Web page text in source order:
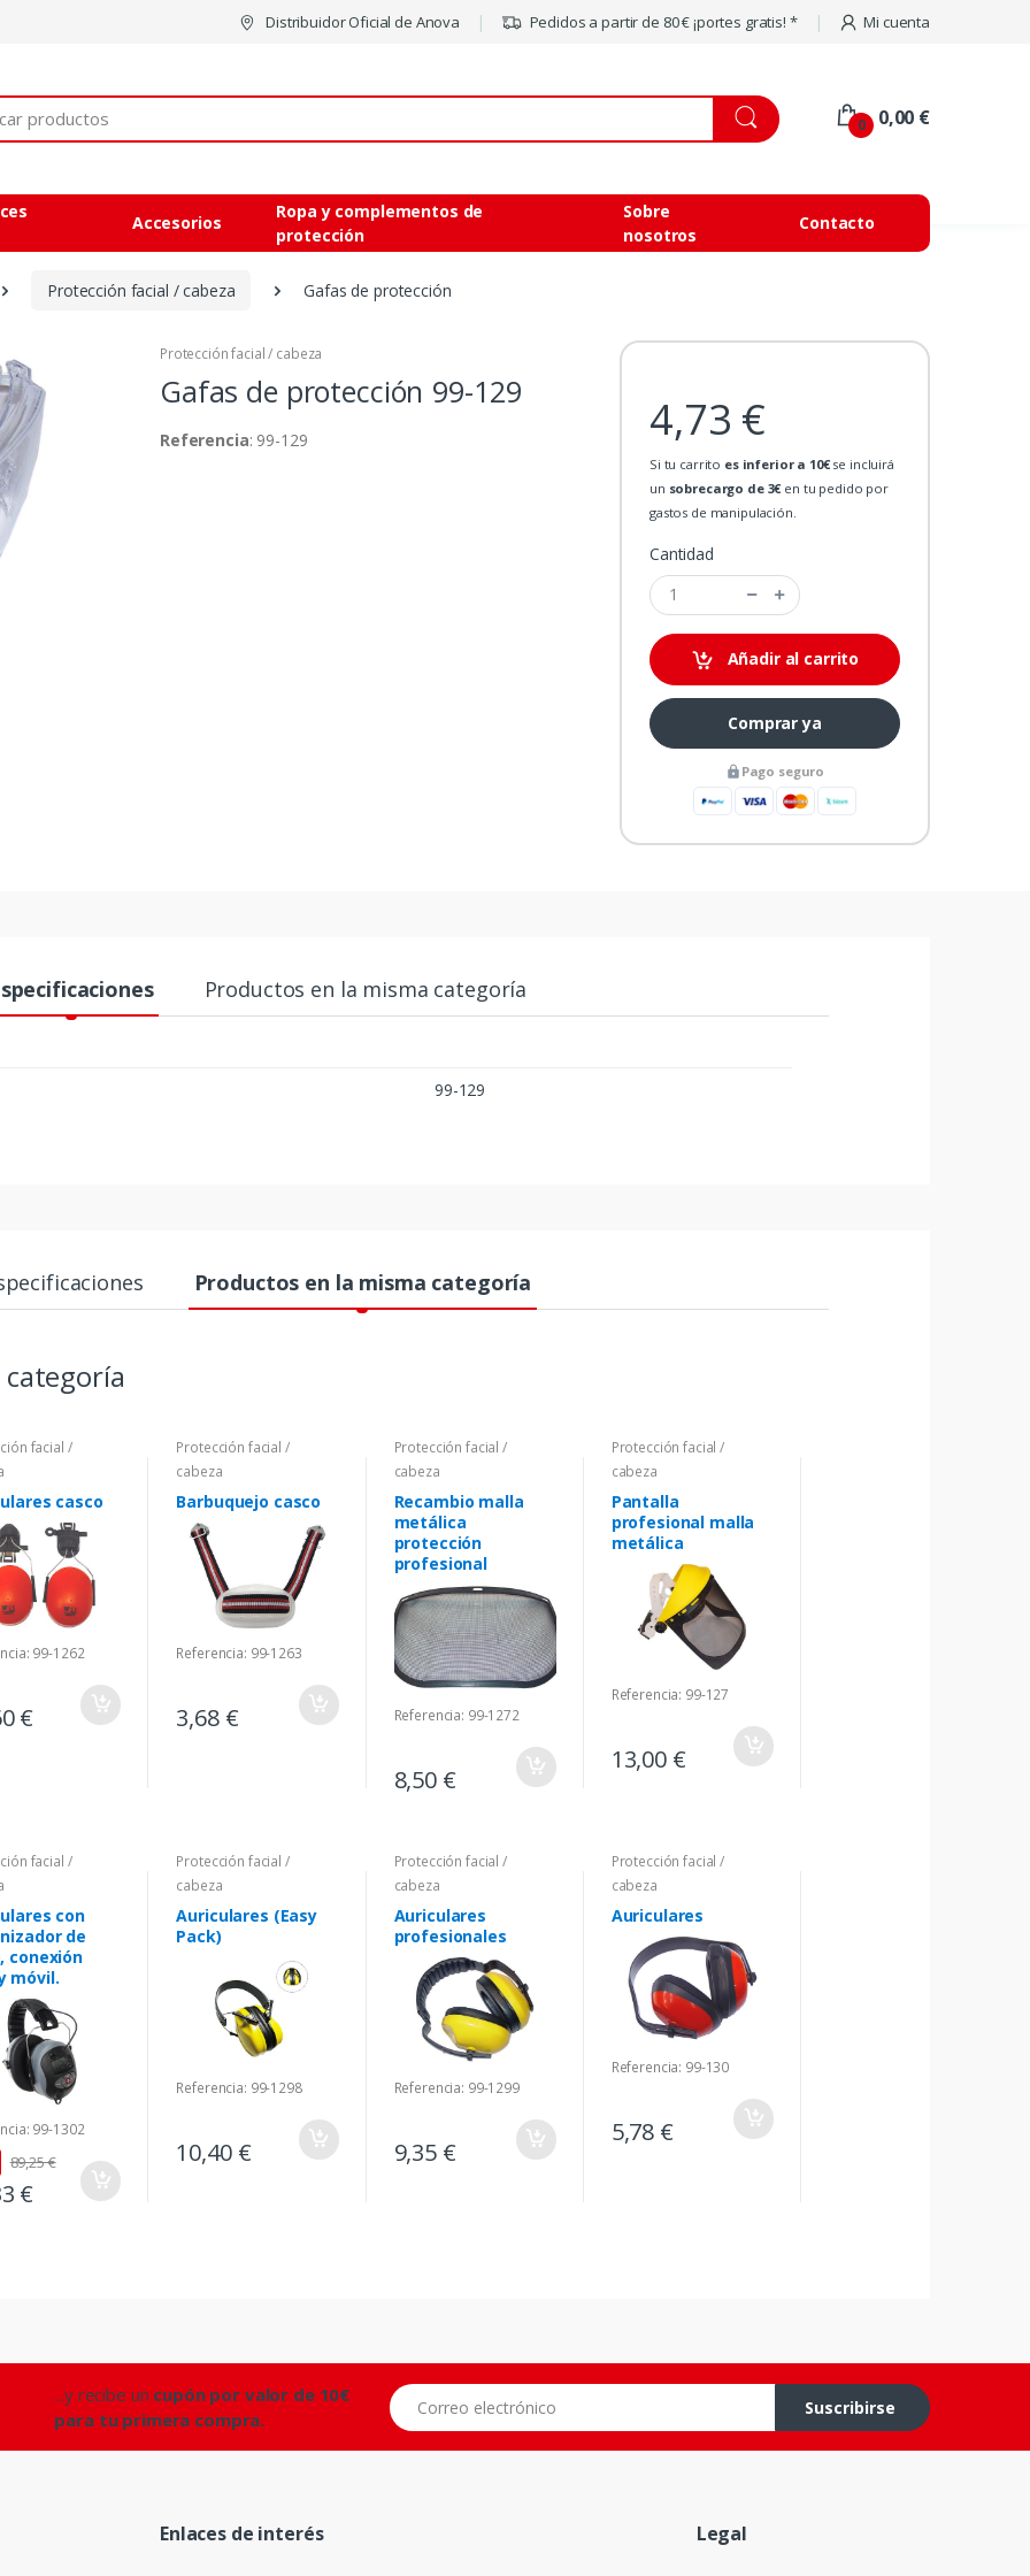
Distribuidor Oficial de Anova Pedidos a partir de 80 € ¡portes gratis! * Mi cuenta
0 0,00 €
Accesorios
Ropa y complementos de
protección
Sobre
nosotros
Contacto
Protección facial / cabeza Gafas de protección
Protección facial / cabeza
Gafas de protección 99-129
Referencia: 99-129 4,73 €
Si tu carrito es inferior a 10€se incluirá
un sobrecargo de 3€en tu pedido por
gastos de manipulación.
Cantidad
Añadir al carrito
Comprar ya
Pago seguro
Productos en la misma categoría
99-129
Productos en la misma categoría
facial /
casco
99-1262
€
Protección facial /
cabeza
Barbuquejo casco
Referencia: 99-1263
3,68 €
Protección facial /
cabeza
Recambio malla
metálica
protección
profesional
Referencia: 99-1272
8,50 €
Protección facial /
cabeza
Pantalla
profesional malla
metálica
Referencia: 99-127
13,00 €
facial /
con
de
conexión
móvil.
99-1302
€
89,25 €
Protección facial /
cabeza
Auriculares (Easy
Pack)
Referencia: 99-1298
10,40 €
Protección facial /
cabeza
Auriculares
profesionales
Referencia: 99-1299
9,35 €
Protección facial /
cabeza
Auriculares
Referencia: 99-130
5,78 €
...y recibe un cupón por valor de 10€
para tu primera compra.
Correo electrónico
Suscribirse
Enlaces de interés Legal